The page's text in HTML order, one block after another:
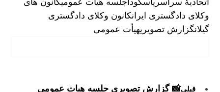
وکلای دادگستری ایرانکانون وکلای دادگستری
گیلانگزارش تصویریهیأت عمومی
قبلی📸 گزارش تصویری جلسه هیات عمومی